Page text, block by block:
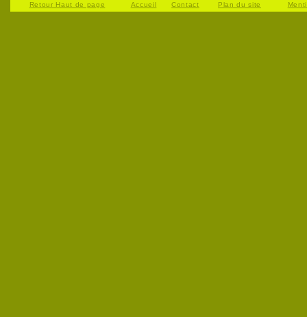
Retour Haut de page Accueil Contact Plan du site